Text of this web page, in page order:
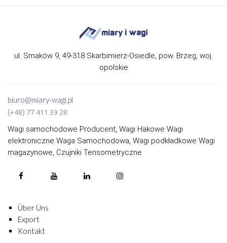
ul. Smaków 9, 49-318 Skarbimierz-Osiedle, pow. Brzeg, woj.
opolskie
biuro@miary-wagi.pl
(+48) 77 411 39 28
Wagi samochodowe Producent, Wagi Hakowe Wagi
elektroniczne Waga Samochodowa, Wagi podkładkowe Wagi
magazynowe, Czujniki Tensometryczne
Über Uns
Export
Kontakt